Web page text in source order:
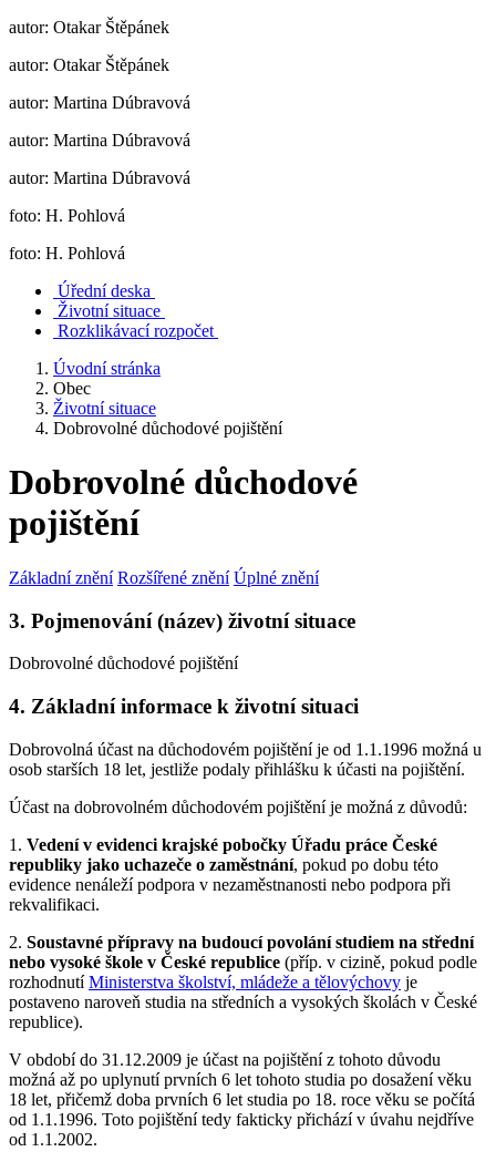
autor: Otakar Štěpánek
autor: Otakar Štěpánek
autor: Martina Dúbravová
autor: Martina Dúbravová
autor: Martina Dúbravová
foto: H. Pohlová
foto: H. Pohlová
Úřední deska
Životní situace
Rozklikávací rozpočet
Úvodní stránka
Obec
Životní situace
Dobrovolné důchodové pojištění
Dobrovolné důchodové
pojištění
Základní znění Rozšířené znění Úplné znění
3. Pojmenování (název) životní situace
Dobrovolné důchodové pojištění
4. Základní informace k životní situaci
Dobrovolná účast na důchodovém pojištění je od 1.1.1996 možná u
osob starších 18 let, jestliže podaly přihlášku k účasti na pojištění.
Účast na dobrovolném důchodovém pojištění je možná z důvodů:
1. Vedení v evidenci krajské pobočky Úřadu práce České
republiky jako uchazeče o zaměstnání, pokud po dobu této
evidence nenáleží podpora v nezaměstnanosti nebo podpora při
rekvalifikaci.
2. Soustavné přípravy na budoucí povolání studiem na střední
nebo vysoké škole v České republice (příp. v cizině, pokud podle
rozhodnutíMinisterstva školství, mládeže a tělovýchovy je
postaveno naroveň studia na středních a vysokých školách v České
republice).
V období do 31.12.2009 je účast na pojištění z tohoto důvodu
možná až po uplynutí prvních 6 let tohoto studia po dosažení věku
18 let, přičemž doba prvních 6 let studia po 18. roce věku se počítá
od 1.1.1996. Toto pojištění tedy fakticky přichází v úvahu nejdříve
od 1.1.2002.